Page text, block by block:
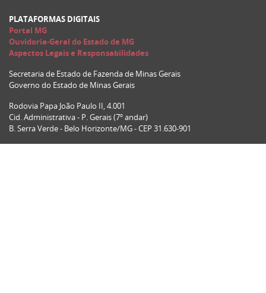
PLATAFORMAS DIGITAIS
Portal MG
Ouvidoria-Geral do Estado de MG
Aspectos Legais e Responsabilidades
Secretaria de Estado de Fazenda de Minas Gerais
Governo do Estado de Minas Gerais
Rodovia Papa João Paulo II, 4.001
Cid. Administrativa - P. Gerais (7º andar)
B. Serra Verde - Belo Horizonte/MG - CEP 31.630-901